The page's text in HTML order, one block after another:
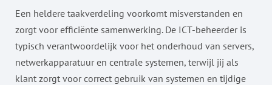
Een heldere taakverdeling voorkomt misverstanden en
zorgt voor efficiënte samenwerking. De ICT-beheerder is
typisch verantwoordelijk voor het onderhoud van servers,
netwerkapparatuur en centrale systemen, terwijl jij als
klant zorgt voor correct gebruik van systemen en tijdige